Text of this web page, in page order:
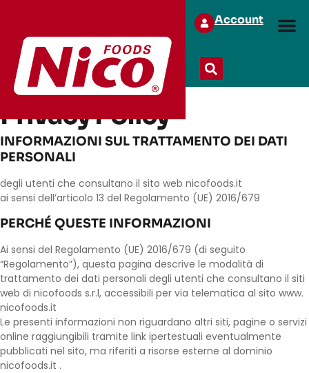
Account
Privacy Policy
INFORMAZIONI SUL TRATTAMENTO DEI DATI
PERSONALI
degli utenti che consultano il sito web nicofoods.it
ai sensi dell’articolo 13 del Regolamento (UE) 2016/679
PERCHÉ QUESTE INFORMAZIONI
Ai sensi del Regolamento (UE) 2016/679 (di seguito
“Regolamento”), questa pagina descrive le modalità di
trattamento dei dati personali degli utenti che consultano il siti
web di nicofoods s.r.l, accessibili per via telematica al sito www.
nicofoods.it
Le presenti informazioni non riguardano altri siti, pagine o servizi
online raggiungibili tramite link ipertestuali eventualmente
pubblicati nel sito, ma riferiti a risorse esterne al dominio
nicofoods.it .